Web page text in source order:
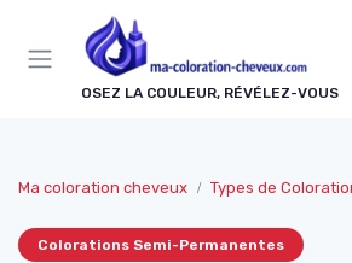
OSEZ LA COULEUR, RÉVÉLEZ-VOUS
Ma coloration cheveux Types de Colorations
Colorations Semi-Permanentes
Panneau de gestion des cookies